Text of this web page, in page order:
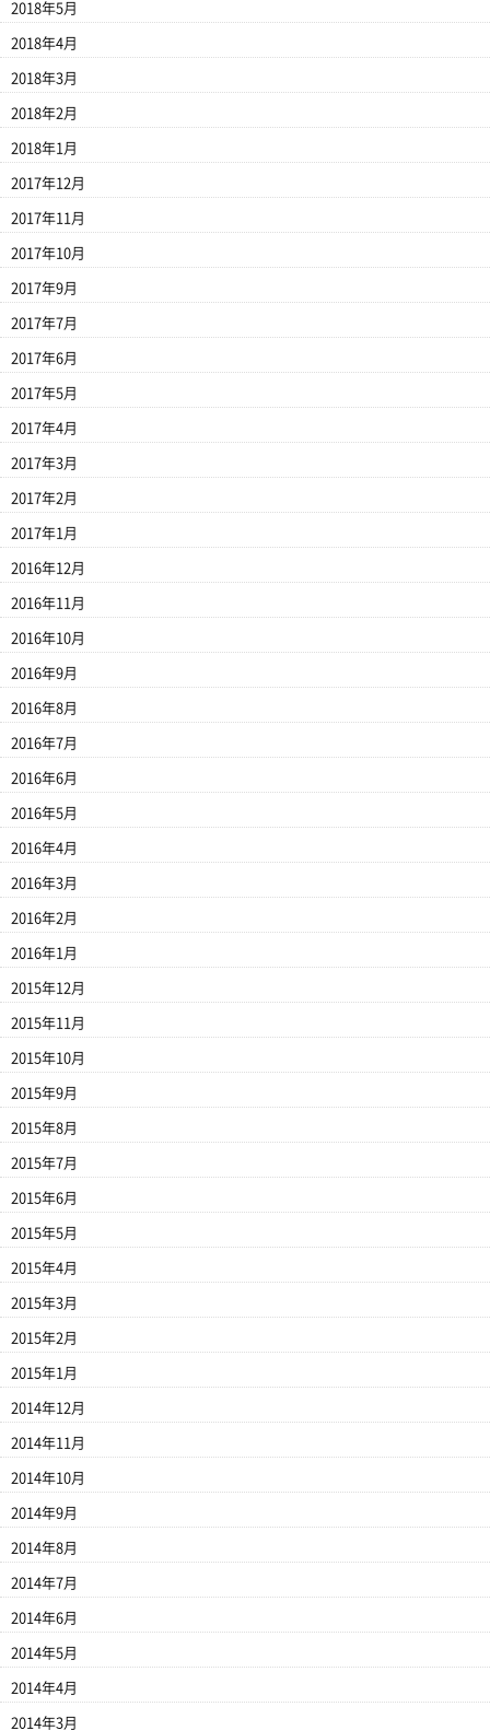
2018年5月
2018年4月
2018年3月
2018年2月
2018年1月
2017年12月
2017年11月
2017年10月
2017年9月
2017年7月
2017年6月
2017年5月
2017年4月
2017年3月
2017年2月
2017年1月
2016年12月
2016年11月
2016年10月
2016年9月
2016年8月
2016年7月
2016年6月
2016年5月
2016年4月
2016年3月
2016年2月
2016年1月
2015年12月
2015年11月
2015年10月
2015年9月
2015年8月
2015年7月
2015年6月
2015年5月
2015年4月
2015年3月
2015年2月
2015年1月
2014年12月
2014年11月
2014年10月
2014年9月
2014年8月
2014年7月
2014年6月
2014年5月
2014年4月
2014年3月